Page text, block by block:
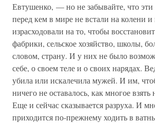
Евтушенко, — но не забывайте, что
перед кем в мире не встали на колени и
израсходовали на то, чтобы
фабрики, сельское хозяйство, школы,
словом, страну. И у них не было
себе, о своем теле и о своих нарядах.
убила или искалечила мужей. И им,
ничего не оставалось, как многое взять
Еще и сейчас сказывается разруха. И
приходится по-прежнему ходить в